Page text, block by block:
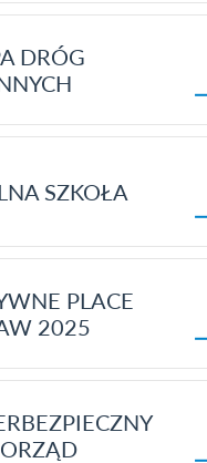
DRÓG
SZKOŁA
PLACE
2025